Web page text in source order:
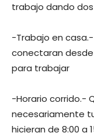
trabajo dando
-Trabajo en
conectaran
para trabajar
-Horario corrido.-
necesariamente
hicieran de 8:00 a